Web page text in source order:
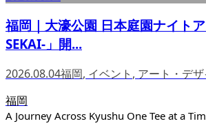
福岡｜大濠公園 日本庭園ナイト
SEKAI-」開...
2026.08.04福岡, イベント , アート・デ
福岡
A Journey Across Kyushu One Tee at a